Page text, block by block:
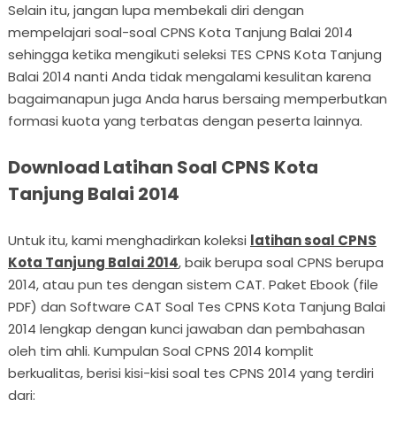
Selain itu, jangan lupa membekali diri dengan
mempelajari soal-soal CPNS Kota Tanjung Balai 2014
sehingga ketika mengikuti seleksi TES CPNS Kota Tanjung
Balai 2014 nanti Anda tidak mengalami kesulitan karena
bagaimanapun juga Anda harus bersaing memperbutkan
formasi kuota yang terbatas dengan peserta lainnya.
Download Latihan Soal CPNS Kota
Tanjung Balai 2014
Untuk itu, kami menghadirkan koleksi latihan soal CPNS
Kota Tanjung Balai 2014, baik berupa soal CPNS berupa
2014, atau pun tes dengan sistem CAT. Paket Ebook (file
PDF) dan Software CAT Soal Tes CPNS Kota Tanjung Balai
2014 lengkap dengan kunci jawaban dan pembahasan
oleh tim ahli. Kumpulan Soal CPNS 2014 komplit
berkualitas, berisi kisi-kisi soal tes CPNS 2014 yang terdiri
dari: